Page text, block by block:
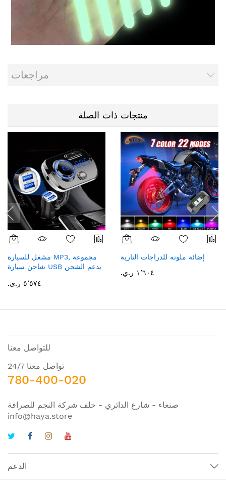
مراجعات
منتجات ذات الصلة
مشغل للسيارة MP3, مجموعة
شاحن سيارة USB يدعم الشحن
بتقنية البلوتوث
٥٬٥٧٤ ر.ي.‏
إضائة ملونه للدراجات النارية
١٬٦٠٤ ر.ي.‏
للتواصل معنا
تواصل معنا 24/7
780-400-020
صنعاء - شارع الدائري - خلف شركة النجم للصرافة
info@haya.store
الدعم